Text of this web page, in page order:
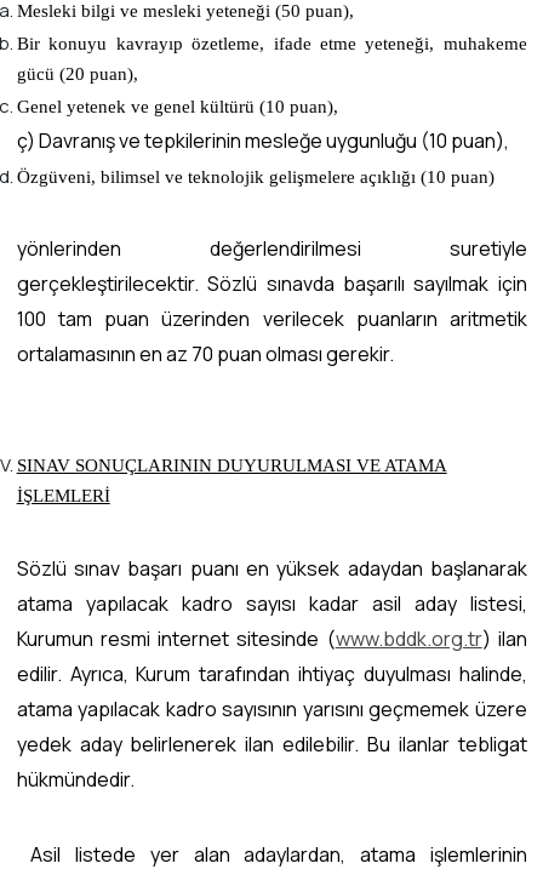
Mesleki bilgi ve mesleki yeteneği (50 puan),
Bir konuyu kavrayıp özetleme, ifade etme yeteneği, muhakeme
gücü (20 puan),
Genel yetenek ve genel kültürü (10 puan),
ç) Davranış ve tepkilerinin mesleğe uygunluğu (10 puan),
Özgüveni, bilimsel ve teknolojik gelişmelere açıklığı (10 puan)
yönlerinden değerlendirilmesi suretiyle
gerçekleştirilecektir. Sözlü sınavda başarılı sayılmak için
100 tam puan üzerinden verilecek puanların aritmetik
ortalamasının en az 70 puan olması gerekir.
SINAV SONUÇLARININ DUYURULMASI VE ATAMA
İŞLEMLERİ
Sözlü sınav başarı puanı en yüksek adaydan başlanarak
atama yapılacak kadro sayısı kadar asil aday listesi,
Kurumun resmi internet sitesinde (www.bddk.org.tr) ilan
edilir. Ayrıca, Kurum tarafından ihtiyaç duyulması halinde,
atama yapılacak kadro sayısının yarısını geçmemek üzere
yedek aday belirlenerek ilan edilebilir. Bu ilanlar tebligat
hükmündedir.
Asil listede yer alan adaylardan, atama işlemlerinin